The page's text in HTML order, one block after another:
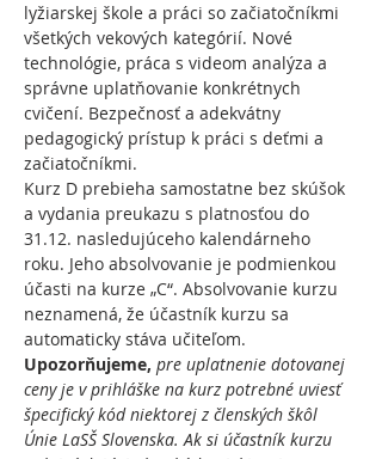
lyžiarskej škole a práci so začiatočníkmi
všetkých vekových kategórií. Nové
technológie, práca s videom analýza a
správne uplatňovanie konkrétnych
cvičení. Bezpečnosť a adekvátny
pedagogický prístup k práci s deťmi a
začiatočníkmi.
Kurz D prebieha samostatne bez skúšok
a vydania preukazu s platnosťou do
31.12. nasledujúceho kalendárneho
roku. Jeho absolvovanie je podmienkou
účasti na kurze „C“. Absolvovanie kurzu
neznamená, že účastník kurzu sa
automaticky stáva učiteľom.
Upozorňujeme, pre uplatnenie dotovanej
ceny je v prihláške na kurz potrebné uviesť
špecifický kód niektorej z členských škôl
Únie LaSŠ Slovenska. Ak si účastník kurzu